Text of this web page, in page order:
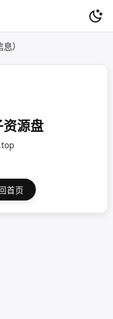
）
源盘
首页